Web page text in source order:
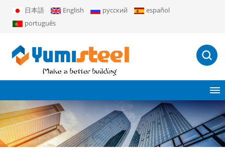
日本語 English русский
español
português